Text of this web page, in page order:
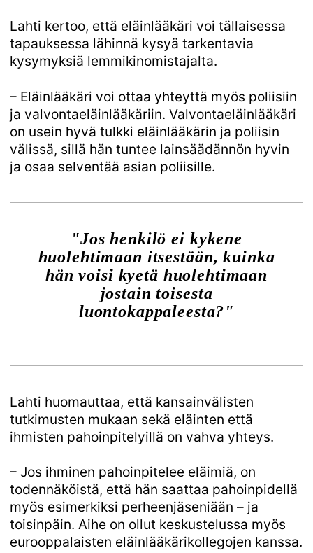
Lahti kertoo, että eläinlääkäri voi tällaisessa
tapauksessa lähinnä kysyä tarkentavia
kysymyksiä lemmikinomistajalta.
– Eläinlääkäri voi ottaa yhteyttä myös poliisiin
ja valvontaeläinlääkäriin. Valvontaeläinlääkäri
on usein hyvä tulkki eläinlääkärin ja poliisin
välissä, sillä hän tuntee lainsäädännön hyvin
ja osaa selventää asian poliisille.
"Jos henkilö ei kykene
huolehtimaan itsestään, kuinka
hän voisi kyetä huolehtimaan
jostain toisesta
luontokappaleesta?"
Lahti huomauttaa, että kansainvälisten
tutkimusten mukaan sekä eläinten että
ihmisten pahoinpitelyillä on vahva yhteys.
– Jos ihminen pahoinpitelee eläimiä, on
todennäköistä, että hän saattaa pahoinpidellä
myös esimerkiksi perheenjäseniään – ja
toisinpäin. Aihe on ollut keskustelussa myös
eurooppalaisten eläinlääkärikollegojen kanssa.